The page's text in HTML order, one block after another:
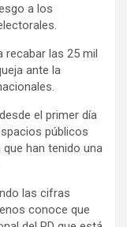
a los
recabar las 25 mil
ante la
el primer día
públicos
han tenido una
las cifras
conoce que